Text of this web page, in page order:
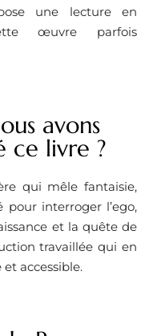
une lecture en
œuvre parfois
avons
ce livre ?
qui mêle fantaisie,
interroger l’ego,
et la quête de
travaillée qui en
accessible.